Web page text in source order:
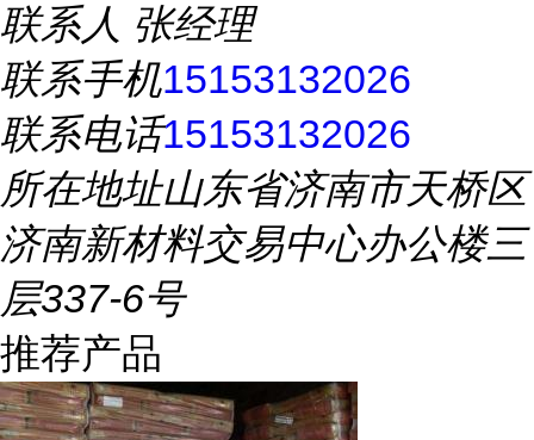
联系人 张经理
联系手机15153132026
联系电话15153132026
所在地址山东省济南市天桥区
济南新材料交易中心办公楼三
层337-6号
推荐产品